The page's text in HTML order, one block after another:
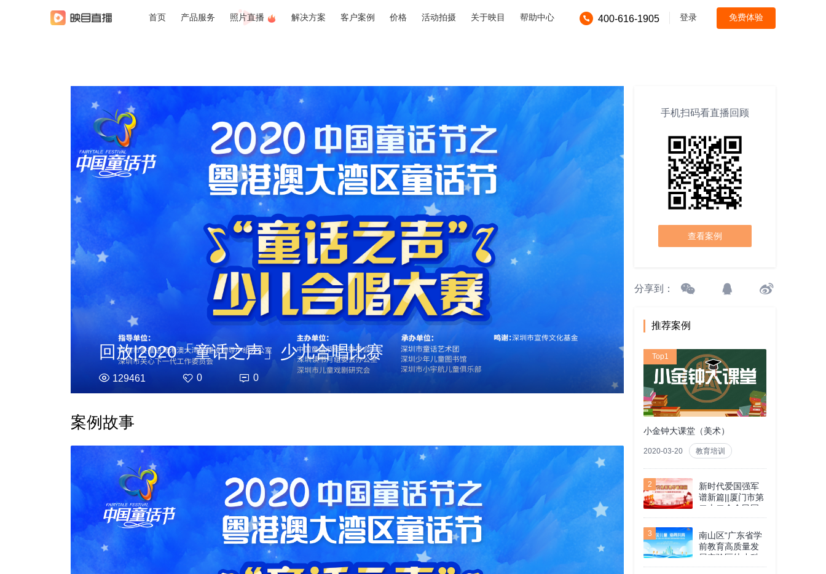
首页 产品服务 照片直播 解决方案 客户案例 价格 活动拍摄 关于映目 帮助中心 400-616-1905 登录 免费体验
回放|2020「童话之声」少儿合唱比赛
129461 0 0
案例故事
手机扫码看直播回顾
查看案例
分享到：
推荐案例
Top1
小金钟大课堂（美术）
2020-03-20 教育培训
2
新时代爱国强军
谱新篇||厦门市第
二十二个全民国
防教育日
3
南山区“广东省学
前教育高质量发
展实验区幼小科
学衔接项目”结项